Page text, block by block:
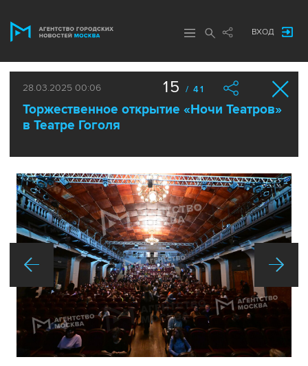
ВХОД
28.03.2025 00:06
Торжественное открытие «Ночи Театров»
в Театре Гоголя
15 / 41